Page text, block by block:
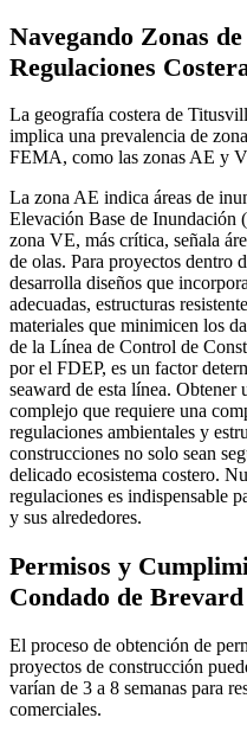
Navegando Zonas
Regulaciones
La geografía costera de
implica una prevalencia de
FEMA, como las zonas AE y
La zona AE indica áreas de
Elevación Base de Inundación
zona VE, más crítica, señala
de olas. Para proyectos dentro
desarrolla diseños que
adecuadas, estructuras
materiales que minimicen los
de la Línea de Control de
por el FDEP, es un factor
seaward de esta línea.
complejo que requiere una
regulaciones ambientales y
construcciones no solo sean
delicado ecosistema costero.
regulaciones es indispensable
y sus alrededores.
Permisos y
Condado de Brevard
El proceso de obtención de
proyectos de construcción
varían de 3 a 8 semanas para
comerciales.